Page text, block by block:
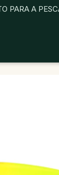
PARA A